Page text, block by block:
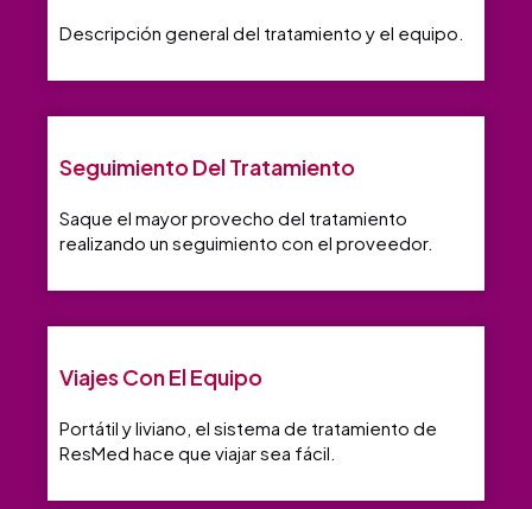
Descripción general del tratamiento y el equipo.
Seguimiento Del Tratamiento
Saque el mayor provecho del tratamiento
realizando un seguimiento con el proveedor.
Viajes Con El Equipo
Portátil y liviano, el sistema de tratamiento de
ResMed hace que viajar sea fácil.